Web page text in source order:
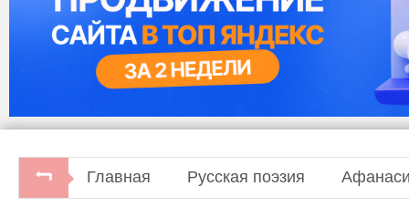
Главная Русская поэзия